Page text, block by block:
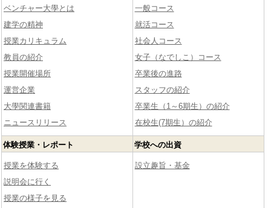
ベンチャー大學とは
建学の精神
授業カリキュラム
教員の紹介
授業開催場所
運営企業
大學関連書籍
ニュースリリース
一般コース
就活コース
社会人コース
女子（なでしこ）コース
卒業後の進路
スタッフの紹介
卒業生（1～6期生）の紹介
在校生(7期生）の紹介
体験授業・レポート
授業を体験する
説明会に行く
授業の様子を見る
学校への出資
設立趣旨・基金